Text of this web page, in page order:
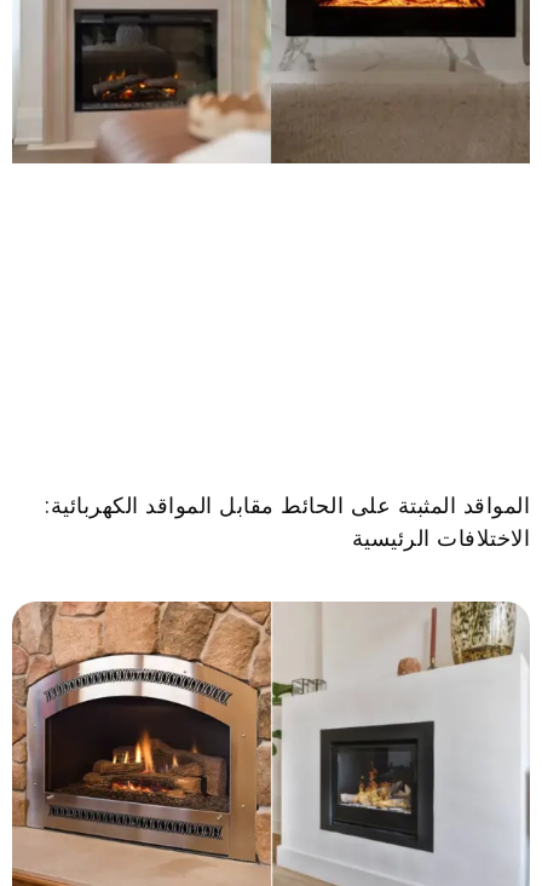
المواقد المثبتة على الحائط مقابل المواقد الكهربائية:
الاختلافات الرئيسية